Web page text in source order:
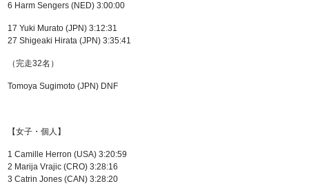
6 Harm Sengers (NED) 3:00:00
17 Yuki Murato (JPN) 3:12:31
27 Shigeaki Hirata (JPN) 3:35:41
（完走32名）
Tomoya Sugimoto (JPN) DNF
【女子・個人】
1 Camille Herron (USA) 3:20:59
2 Marija Vrajic (CRO) 3:28:16
3 Catrin Jones (CAN) 3:28:20